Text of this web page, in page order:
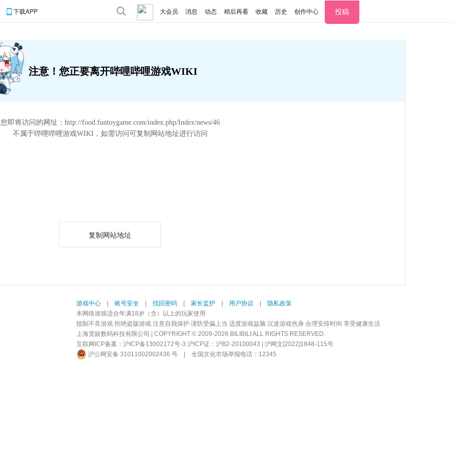
下载APP 大会员 消息 动态 稍后再看 收藏 历史 创作中心 投稿
注意！您正要离开哔哩哔哩游戏WIKI
您即将访问的网址： http://food.funtoygame.com/index.php/Index/news/46
不属于哔哩哔哩游戏WIKI，如需访问可复制网站地址进行访问
复制网站地址
游戏中心 账号安全 找回密码 家长监护 用户协议
隐私政策
本网络游戏适合年满18岁（含）以上的玩家使用
抵制不良游戏 拒绝盗版游戏 注意自我保护 谨防受骗上当 适度游戏益脑 沉迷游戏伤身 合理安排时间 享受健康生活
上海宽娱数码科技有限公司 | COPYRIGHT © 2009-2026 BILIBILI ALL RIGHTS RESERVED.
互联网ICP备案： 沪ICP备13002172号-3 沪ICP证：沪B2-20100043 | 沪网文[2022]1848-115号
沪公网安备 31011002002436 号
全国文化市场举报电话：12345